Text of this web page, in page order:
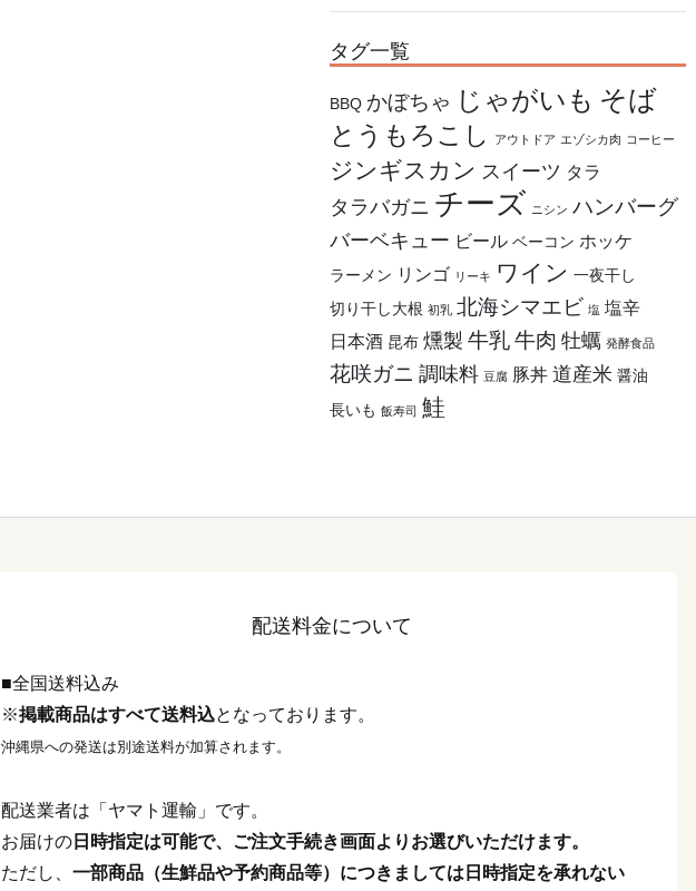
タグ一覧
BBQ かぼちゃ じゃがいも そば
とうもろこし アウトドア エゾシカ肉 コーヒー
ジンギスカン スイーツ タラ
タラバガニ チーズ ニシン ハンバーグ
バーベキュー ビール ベーコン ホッケ
ラーメン リンゴ リーキ ワイン 一夜干し
切り干し大根 初乳 北海シマエビ 塩 塩辛
日本酒 昆布 燻製 牛乳 牛肉 牡蠣 発酵食品
花咲ガニ 調味料 豆腐 豚丼 道産米 醤油
長いも 飯寿司 鮭
配送料金について
■全国送料込み
※掲載商品はすべて送料込となっております。
沖縄県への発送は別途送料が加算されます。
配送業者は「ヤマト運輸」です。
お届けの 日時指定は可能で、ご注文手続き画面よりお選びいただけます。
ただし、 一部商品（生鮮品や予約商品等）につきましては日時指定を承れない